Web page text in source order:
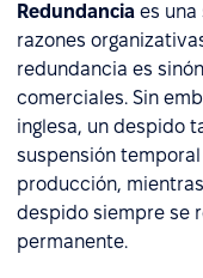
Redundancia es
razones
redundancia es
comerciales. Sin
inglesa, un despido
suspensión
producción,
despido siempre se
permanente.